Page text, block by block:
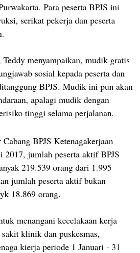
Para peserta BPJS ini
serikat pekerja dan peserta
Teddy menyampaikan, mudik gratis
sosial kepada peserta dan
BPJS. Mudik ini pun akan
apalagi mudik dengan
tinggi selama perjalanan.
BPJS Ketenagakerjaan
2017, jumlah peserta aktif BPJS
219.539 orang dari 1.995
jumlah peserta aktif bukan
18.869 orang.
menangani kecelakaan kerja
klinik dan puskesmas,
kierja periode 1 Januari - 31